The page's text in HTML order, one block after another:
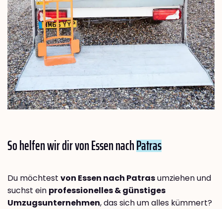
So helfen wir dir von Essen nachPatras
Du möchtest von Essen nach Patrasumziehen und
suchst ein professionelles & günstiges
Umzugsunternehmen, das sich um alles kümmert?